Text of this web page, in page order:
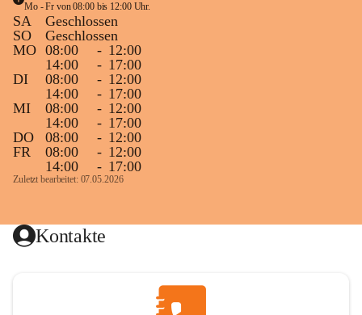
Mo - Fr von 08:00 bis 12:00 Uhr.
SA
Geschlossen
SO
Geschlossen
MO 08:00 - 12:00
14:00
- 17:00
DI
08:00 - 12:00
14:00
- 17:00
MI
08:00 - 12:00
14:00
- 17:00
DO
08:00 - 12:00
FR
08:00 - 12:00
14:00
- 17:00
Zuletzt bearbeitet: 07.05.2026
Kontakte